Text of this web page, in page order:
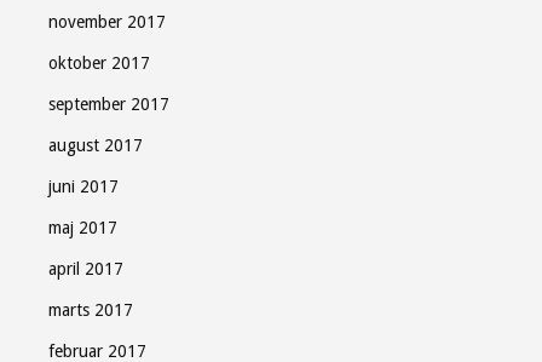
november 2017
oktober 2017
september 2017
august 2017
juni 2017
maj 2017
april 2017
marts 2017
februar 2017